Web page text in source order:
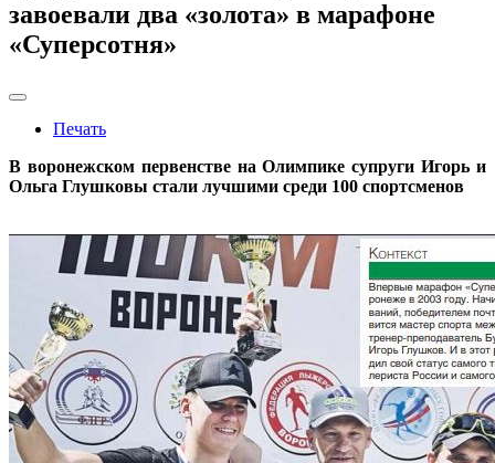
завоевали два «золота» в марафоне
«Суперсотня»
Печать
В воронежском первенстве на Олимпике супруги Игорь и
Ольга Глушковы стали лучшими среди 100 спортсменов